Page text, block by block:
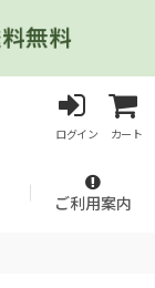
ログイン カート
ご利用案内